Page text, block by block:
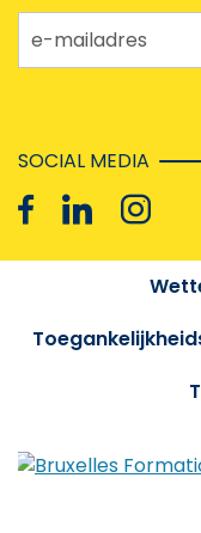
e-mailadres
SOCIAL MEDIA